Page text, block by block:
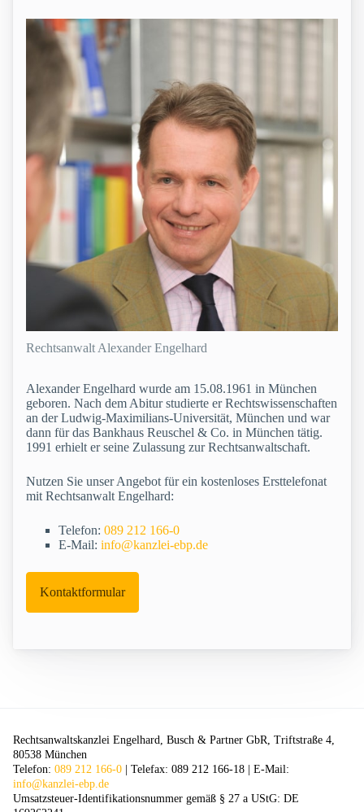
Rechtsanwalt Alexander Engelhard
Alexander Engelhard wurde am 15.08.1961 in München
geboren. Nach dem Abitur studierte er Rechtswissenschaften
an der Ludwig-Maximilians-Universität, München und war
dann für das Bankhaus Reuschel & Co. in München tätig.
1991 erhielt er seine Zulassung zur Rechtsanwaltschaft.
Nutzen Sie unser Angebot für ein kostenloses Ersttelefonat
mit Rechtsanwalt Engelhard:
Telefon: 089 212 166-0
E-Mail: info@kanzlei-ebp.de
Kontaktformular
Rechtsanwaltskanzlei Engelhard, Busch & Partner GbR, Triftstraße 4,
80538 München
Telefon: 089 212 166-0 | Telefax: 089 212 166-18 | E-Mail:
info@kanzlei-ebp.de
Umsatzsteuer-Identifikationsnummer gemäß § 27 a UStG: DE